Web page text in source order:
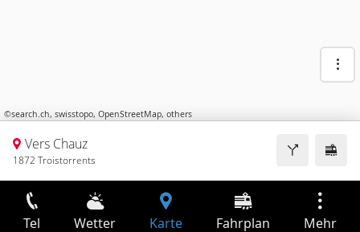
©search.ch, swisstopo, OpenStreetMap, others
Vers Chauz
1872 Troistorrents
Tel Wetter Karte Fahrplan Mehr